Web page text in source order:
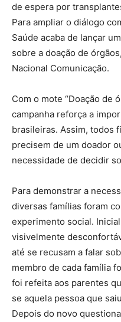
de espera por
Para ampliar o diálogo
Saúde acaba de lançar
sobre a doação de
Nacional Comunicação.
Com o mote “Doação de
campanha reforça a
brasileiras. Assim, todos
precisem de um doador
necessidade de decidir
Para demonstrar a
diversas famílias foram
experimento social.
visivelmente
até se recusam a falar
membro de cada família
foi refeita aos parentes
se aquela pessoa que
Depois do novo